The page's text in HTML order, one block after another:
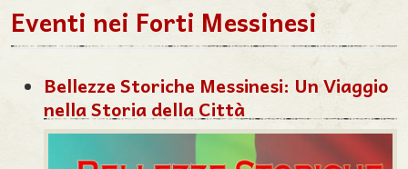
Eventi nei Forti Messinesi
Bellezze Storiche Messinesi: Un Viaggio
nella Storia della Città